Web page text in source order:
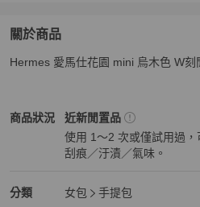
關於商品
關於Hermes 愛馬仕花園 mini 烏
Hermes 愛馬仕花園 mini 烏木色 W刻
商品狀況
Hermès女包商品狀態與細節
近新閒置品
使用 1～2 次或僅試用過
刮痕／汙漬／氣味。
分類
Hermès 女包分類資訊
女包
手提包